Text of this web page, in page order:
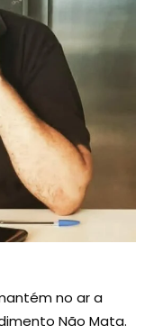
no ar a
Não Mata.